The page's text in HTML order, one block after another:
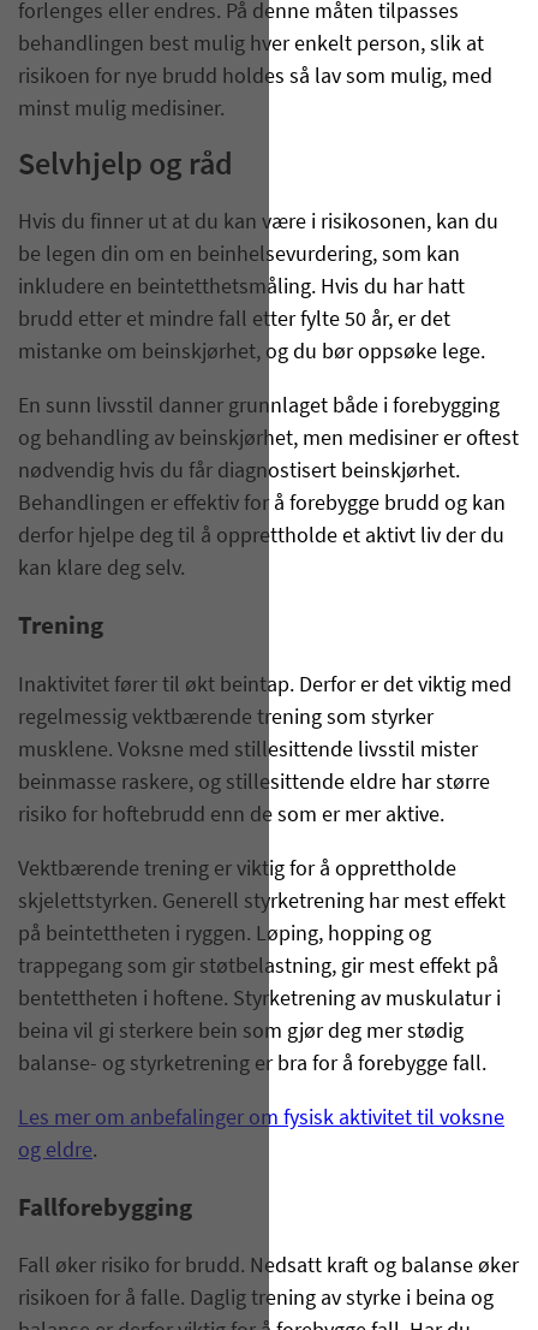
forlenges eller endres. På denne måten tilpasses
behandlingen best mulig hver enkelt person, slik at
risikoen for nye brudd holdes så lav som mulig, med
minst mulig medisiner.
Selvhjelp og råd
Hvis du finner ut at du kan være i risikosonen, kan du
be legen din om en beinhelsevurdering, som kan
inkludere en beintetthetsmåling. Hvis du har hatt
brudd etter et mindre fall etter fylte 50 år, er det
mistanke om beinskjørhet, og du bør oppsøke lege.
En sunn livsstil danner grunnlaget både i forebygging
og behandling av beinskjørhet, men medisiner er oftest
nødvendig hvis du får diagnostisert beinskjørhet.
Behandlingen er effektiv for å forebygge brudd og kan
derfor hjelpe deg til å opprettholde et aktivt liv der du
kan klare deg selv.
Trening
Inaktivitet fører til økt beintap. Derfor er det viktig med
regelmessig vektbærende trening som styrker
musklene. Voksne med stillesittende livsstil mister
beinmasse raskere, og stillesittende eldre har større
risiko for hoftebrudd enn de som er mer aktive.
Vektbærende trening er viktig for å opprettholde
skjelettstyrken. Generell styrketrening har mest effekt
på beintettheten i ryggen. Løping, hopping og
trappegang som gir støtbelastning, gir mest effekt på
bentettheten i hoftene. Styrketrening av muskulatur i
beina vil gi sterkere bein som gjør deg mer stødig
balanse- og styrketrening er bra for å forebygge fall.
Les mer om anbefalinger om fysisk aktivitet til voksne
og eldre.
Fallforebygging
Fall øker risiko for brudd. Nedsatt kraft og balanse øker
risikoen for å falle. Daglig trening av styrke i beina og